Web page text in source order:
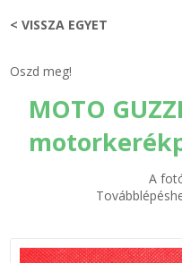
GÉPÉSZET-PÉBÉ-gáz - KÉSZLETEK
IPARI KARIMA TÖMÍTÉS
TÖMÍTŐ TÁBLA - SZIGETELŐ LEMEZ
< VISSZA EGYET
Oszd meg!
MOTO GUZZI
A